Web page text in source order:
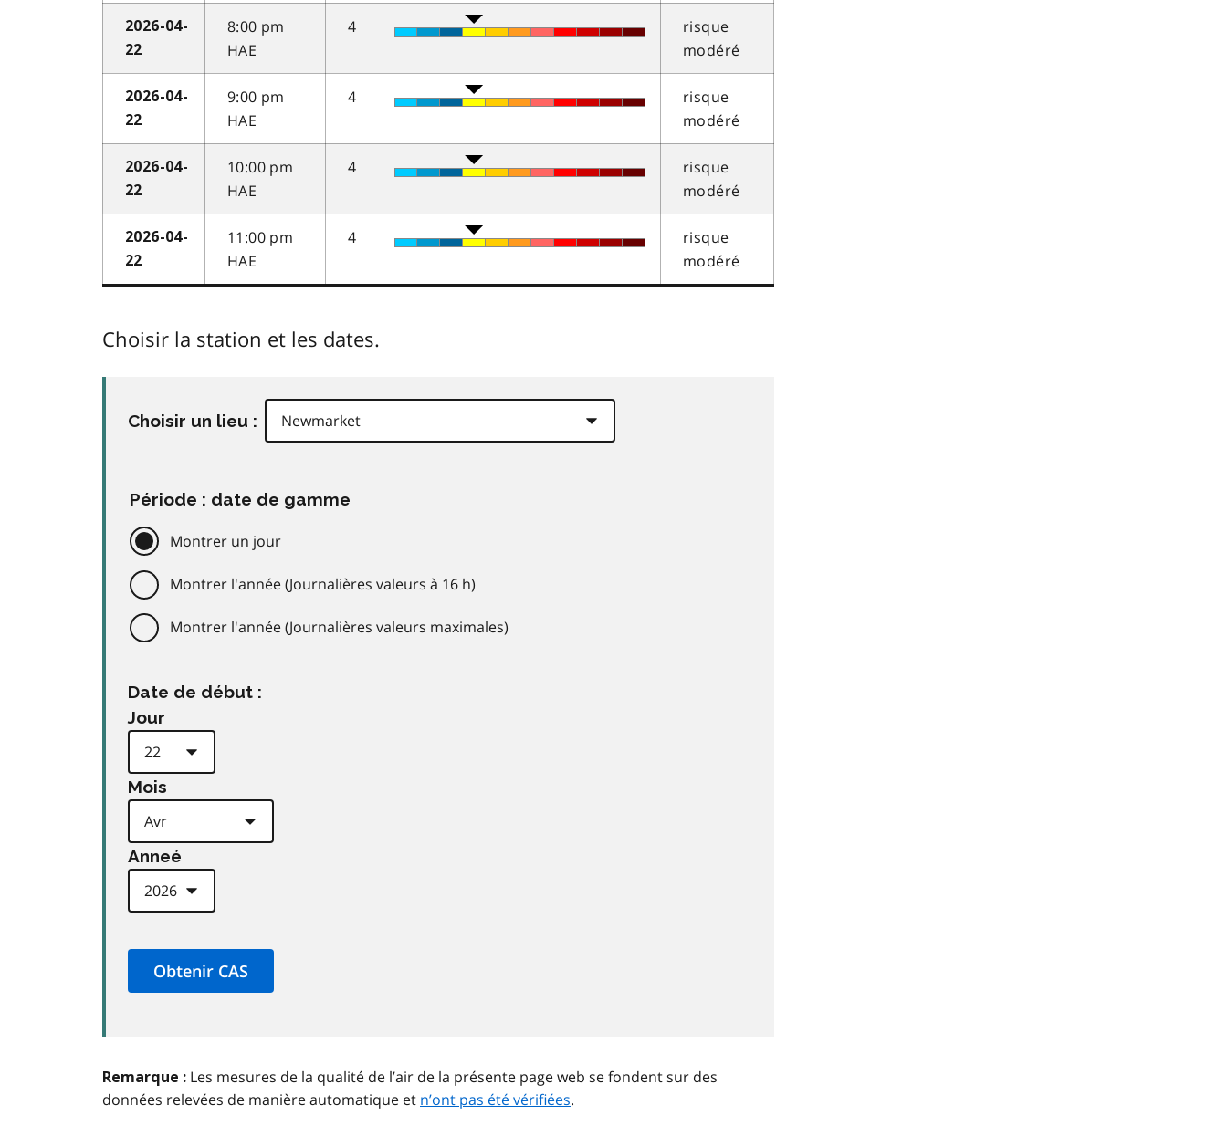
2026-04-
22
8:00 pm
HAE
4
risque
modéré
2026-04-
22
9:00 pm
HAE
4
risque
modéré
2026-04-
22
10:00 pm
HAE
4
risque
modéré
2026-04-
22
11:00 pm
HAE
4
risque
modéré
Choisir la station et les dates.
Choisir un lieu :
Période : date de gamme
Montrer un jour
Montrer l'année (Journalières valeurs à 16 h)
Montrer l'année (Journalières valeurs maximales)
Date de début :
Jour
Mois
Anneé
Remarque : Les mesures de la qualité de l’air de la présente page web se fondent sur des
données relevées de manière automatique et n’ont pas été vérifiées.